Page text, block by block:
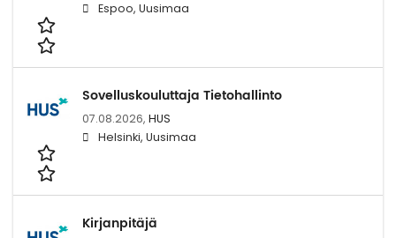
Espoo, Uusimaa
Sovelluskouluttaja Tietohallinto
07.08.2026, HUS
Helsinki, Uusimaa
Kirjanpitäjä